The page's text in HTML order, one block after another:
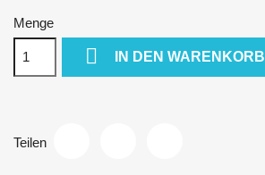
Menge
 IN DEN WARENKORB
Teilen